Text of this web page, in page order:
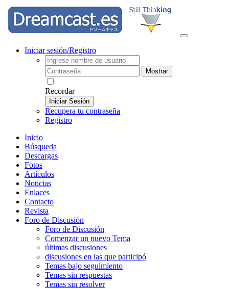
Iniciar sesión/Registro
Mostrar
Recordar
Iniciar Sesión
Recupera tu contraseña
Registro
Inicio
Búsqueda
Descargas
Fotos
Artículos
Noticias
Enlaces
Contacto
Revista
Foro de Discusión
Foro de Discusión
Comenzar un nuevo Tema
últimas discusiones
discusiones en las que participó
Temas bajo seguimiento
Temas sin respuestas
Temas sin resolver